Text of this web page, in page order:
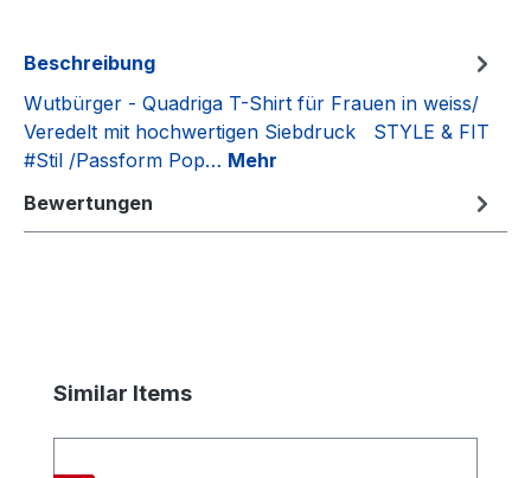
Beschreibung
Wutbürger - Quadriga T-Shirt für Frauen in weiss/
Veredelt mit hochwertigen Siebdruck STYLE & FIT
#Stil /Passform Pop… Mehr
Bewertungen
Produktgalerie überspringen
Similar Items